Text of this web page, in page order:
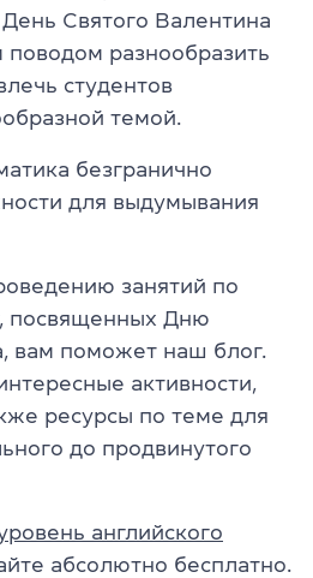
Святого Валентина
поводом разнообразить
студентов
темой.
безгранично
для выдумывания
занятий по
посвященных Дню
вам поможет наш блог.
активности,
ресурсы по теме для
до продвинутого
английского
абсолютно бесплатно.